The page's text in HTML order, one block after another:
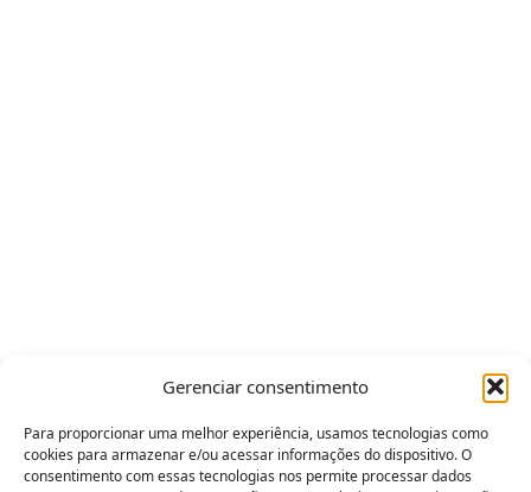
Gerenciar consentimento
Para proporcionar uma melhor experiência, usamos tecnologias como
cookies para armazenar e/ou acessar informações do dispositivo. O
consentimento com essas tecnologias nos permite processar dados